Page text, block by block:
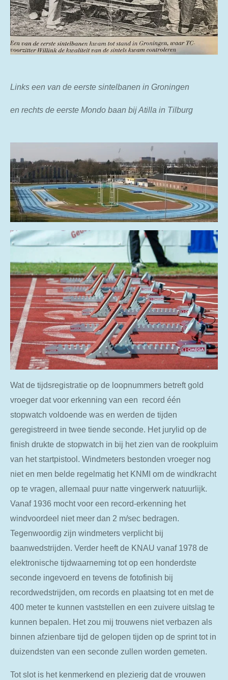
Links een van de eerste sintelbanen in Groningen
en rechts de eerste Mondo baan bij Atilla in Tilburg
Wat de tijdsregistratie op de loopnummers betreft gold
vroeger dat voor erkenning van een record één
stopwatch voldoende was en werden de tijden
geregistreerd in twee tiende seconde. Het jurylid op de
finish drukte de stopwatch in bij het zien van de rookpluim
van het startpistool. Windmeters bestonden vroeger nog
niet en men belde regelmatig het KNMI om de windkracht
op te vragen, allemaal puur natte vingerwerk natuurlijk.
Vanaf 1936 mocht voor een record-erkenning het
windvoordeel niet meer dan 2 m/sec bedragen.
Tegenwoordig zijn windmeters verplicht bij
baanwedstrijden. Verder heeft de KNAU vanaf 1978 de
elektronische tijdwaarneming tot op een honderdste
seconde ingevoerd en tevens de fotofinish bij
recordwedstrijden, om records en plaatsing tot en met de
400 meter te kunnen vaststellen en een zuivere uitslag te
kunnen bepalen. Het zou mij trouwens niet verbazen als
binnen afzienbare tijd de gelopen tijden op de sprint tot in
duizendsten van een seconde zullen worden gemeten.
Tot slot is het kenmerkend en plezierig dat de vrouwen